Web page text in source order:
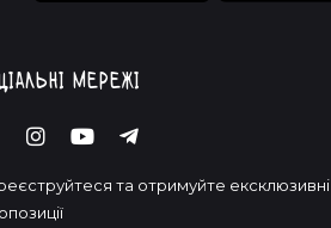
мережі
та отримуйте ексклюзивні